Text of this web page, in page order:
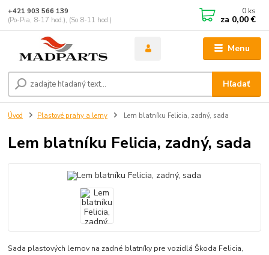
Menu
Hľadať
+421 903 566 139
(Po-Pia, 8-17 hod.), (So 8-11 hod.)
0 ks
za 0,00 €
Úvod Plastové prahy a lemy Lem blatníku Felicia, zadný, sada
Lem blatníku Felicia, zadný, sada
Sada plastových lemov na zadné blatníky pre vozidlá Škoda Felicia,